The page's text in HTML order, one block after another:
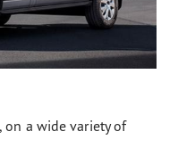
on a wide variety of